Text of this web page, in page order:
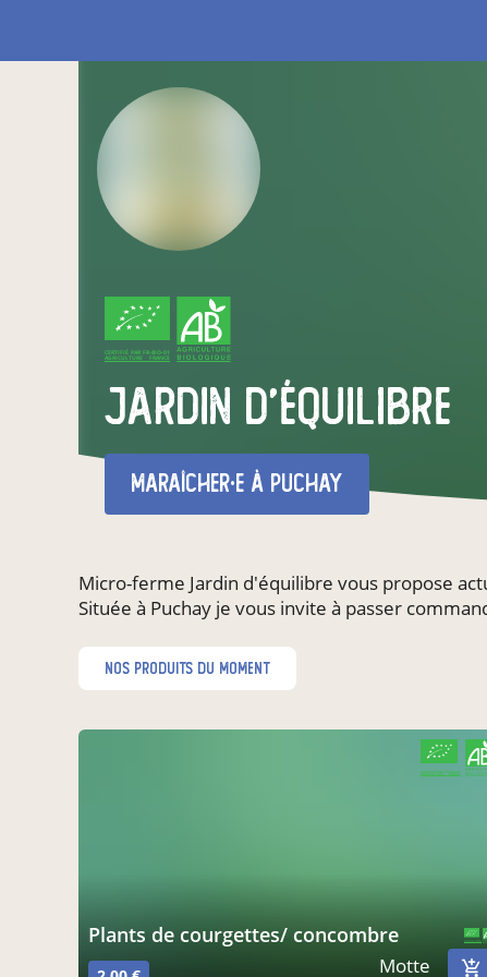
Jardin d'équilibre
CERTIFIÉ PAR FR-BIO-01
AGRICULTURE FRANCE
maraîcher·e à Puchay
Micro-ferme Jardin d'équilibre vous propose
Située à Puchay je vous invite à passer
nos produits du moment
plants de courgettes/ concombre
Motte
CERTIFIÉ PAR FR-BIO-01
AGRICULTURE FRANCE